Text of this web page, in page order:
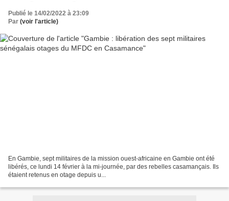
Publié le 14/02/2022 à 23:09
Par (voir l'article)
En Gambie, sept militaires de la mission ouest-africaine en Gambie ont été
libérés, ce lundi 14 février à la mi-journée, par des rebelles casamançais. Ils
étaient retenus en otage depuis u...